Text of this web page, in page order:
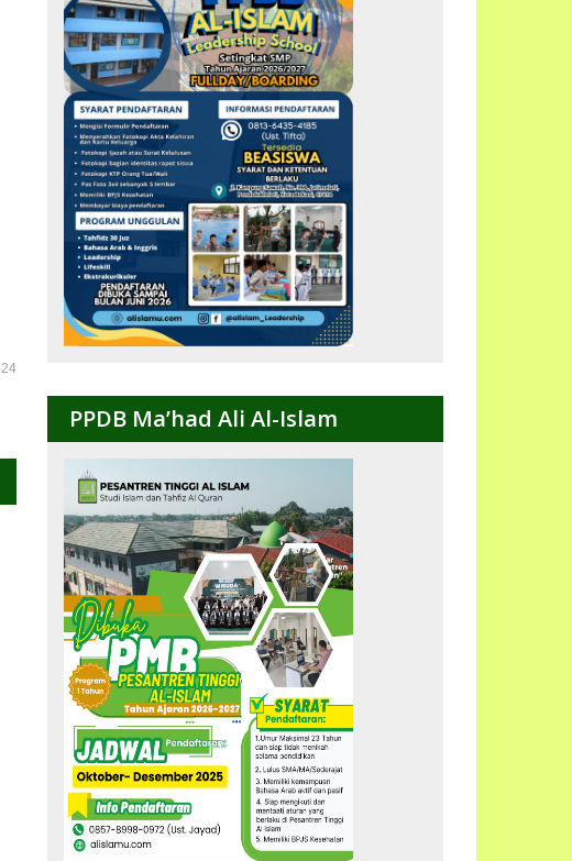
24
PPDB Ma’had Ali Al-Islam